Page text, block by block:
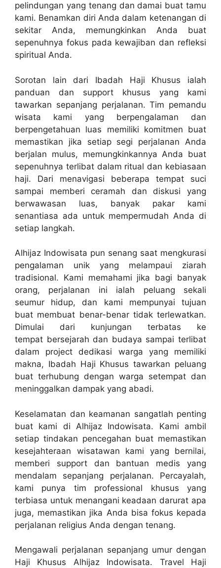
pelindungan yang tenang dan damai buat tamu
kami. Benamkan diri Anda dalam ketenangan di
sekitar Anda, memungkinkan Anda buat
sepenuhnya fokus pada kewajiban dan refleksi
spiritual Anda.
Sorotan lain dari Ibadah Haji Khusus ialah
panduan dan support khusus yang kami
tawarkan sepanjang perjalanan. Tim pemandu
wisata kami yang berpengalaman dan
berpengetahuan luas memiliki komitmen buat
memastikan jika setiap segi perjalanan Anda
berjalan mulus, memungkinkannya Anda buat
sepenuhnya terlibat dalam ritual dan kebiasaan
haji. Dari menavigasi beberapa tempat suci
sampai memberi ceramah dan diskusi yang
berwawasan luas, banyak pakar kami
senantiasa ada untuk mempermudah Anda di
setiap langkah.
Alhijaz Indowisata pun senang saat mengkurasi
pengalaman unik yang melampaui ziarah
tradisional. Kami memahami jika bagi banyak
orang, perjalanan ini ialah peluang sekali
seumur hidup, dan kami mempunyai tujuan
buat membuat benar-benar tidak terlewatkan.
Dimulai dari kunjungan terbatas ke
tempat bersejarah dan budaya sampai terlibat
dalam project dedikasi warga yang memiliki
makna, Ibadah Haji Khusus tawarkan peluang
buat terhubung dengan warga setempat dan
meninggalkan dampak yang abadi.
Keselamatan dan keamanan sangatlah penting
buat kami di Alhijaz Indowisata. Kami ambil
setiap tindakan pencegahan buat memastikan
kesejahteraan wisatawan kami yang bernilai,
memberi support dan bantuan medis yang
mendalam sepanjang perjalanan. Percayalah,
kami punya tim professional khusus yang
terbiasa untuk menangani keadaan darurat apa
juga, memastikan jika Anda bisa fokus kepada
perjalanan religius Anda dengan tenang.
Mengawali perjalanan sepanjang umur dengan
Haji Khusus Alhijaz Indowisata. Travel Haji